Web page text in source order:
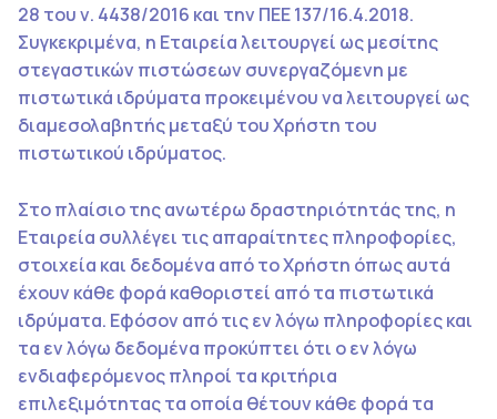
28 του ν. 4438/2016 και την ΠΕΕ 137/16.4.2018.
Συγκεκριμένα, η Εταιρεία λειτουργεί ως μεσίτης
στεγαστικών πιστώσεων συνεργαζόμενη με
πιστωτικά ιδρύματα προκειμένου να λειτουργεί ως
διαμεσολαβητής μεταξύ του Χρήστη του
πιστωτικού ιδρύματος.
Στο πλαίσιο της ανωτέρω δραστηριότητάς της, η
Εταιρεία συλλέγει τις απαραίτητες πληροφορίες,
στοιχεία και δεδομένα από το Χρήστη όπως αυτά
έχουν κάθε φορά καθοριστεί από τα πιστωτικά
ιδρύματα. Εφόσον από τις εν λόγω πληροφορίες και
τα εν λόγω δεδομένα προκύπτει ότι ο εν λόγω
ενδιαφερόμενος πληροί τα κριτήρια
επιλεξιμότητας τα οποία θέτουν κάθε φορά τα